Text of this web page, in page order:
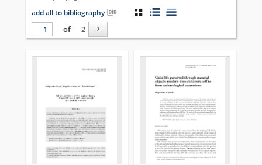
add all to bibliography
of
2